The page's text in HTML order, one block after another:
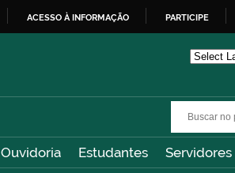
ACESSO À INFORMAÇÃO PARTICIPE
Ouvidoria Estudantes Servidores